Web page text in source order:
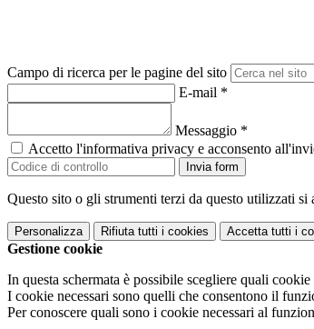
Campo di ricerca per le pagine del sito
E-mail *
Messaggio *
Accetto l'informativa privacy e acconsento
Invia form
Questo sito o gli strumenti terzi da questo utilizzati
Personalizza Rifiuta tutti i cookies Accetta tutti i
Gestione cookie
In questa schermata è possibile scegliere quali cookie
I cookie necessari sono quelli che consentono il
Per conoscere quali sono i cookie necessari al